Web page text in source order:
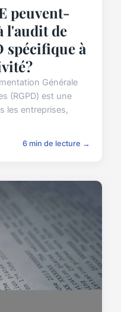
peuvent-
l'audit de
spécifique à
Générale
(RGPD) est une
les entreprises,
6 min de lecture →